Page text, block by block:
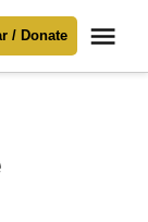
/ Donate